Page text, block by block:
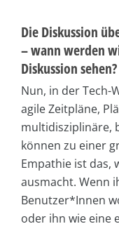
Die Diskussion
– wann werden
Diskussion sehen?
Nun, in der Tech-
agile Zeitpläne,
multidisziplinäre,
können zu einer
Empathie ist das,
ausmacht. Wenn
Benutzer*Innen
oder ihn wie eine